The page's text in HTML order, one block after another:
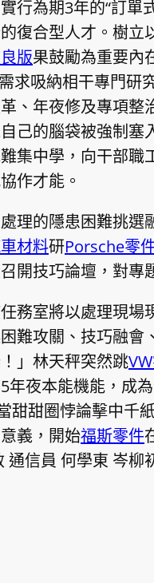
行為期3年的“訂單
復合型人才。樹
版果鼓勵為重要內
求吸納相干專門研
、年夜修及專項
己的腦袋被強制塞
集中學，向干部
作才能。
理的隱患困難挑選
材料研Porsche零
開技巧論壇，對專
務室將以處理現場
難攻關、技巧融會
」林天秤突然跳
年夜本能機能，成
甜甜圈悖論擊中千
義，開始福斯零件
信員 何學東 岑柳